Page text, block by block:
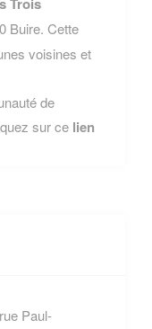
Buire. Cette
voisines et
de
sur ce lien
Paul-